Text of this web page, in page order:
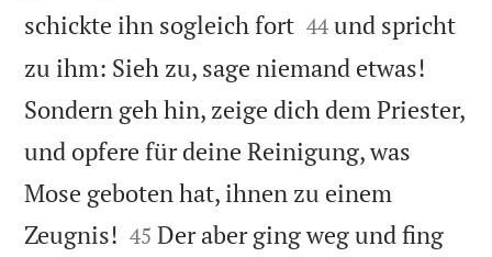
schickte ihn sogleich fort
44 und spricht
zu ihm: Sieh zu, sage niemand etwas!
Sondern geh hin, zeige dich dem Priester,
und opfere für deine Reinigung, was
Mose geboten hat, ihnen zu einem
Zeugnis! 

45 Der aber ging weg und fing